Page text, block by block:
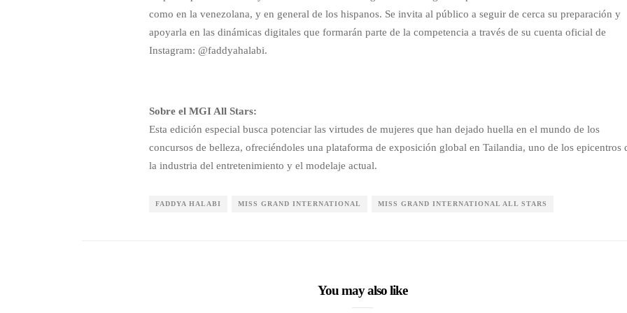
como en la venezolana, y en general de los hispanos. Se invita al público a seguir de cerca su preparación y
apoyarla en las dinámicas digitales que formarán parte de la competencia a través de su cuenta oficial de
Instagram: @faddyahalabi.
Sobre el MGI All Stars:
Esta edición especial busca potenciar las virtudes de mujeres que han dejado huella en el mundo de los
concursos de belleza, ofreciéndoles una plataforma de exposición global en Tailandia, uno de los epicentros
la industria del entretenimiento y el modelaje actual.
FADDYA HALABI MISS GRAND INTERNATIONAL MISS GRAND INTERNATIONAL ALL STARS
You may also like